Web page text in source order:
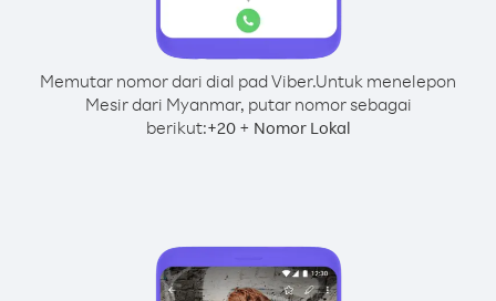
Memutar nomor dari dial pad Viber.Untuk menelepon
Mesir dari Myanmar, putar nomor sebagai
berikut:+20+ Nomor Lokal